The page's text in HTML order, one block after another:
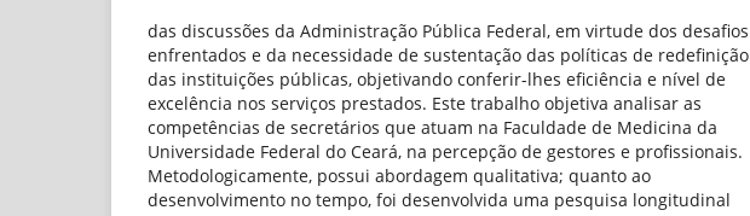
das discussões da Administração Pública Federal, em virtude dos desafios
enfrentados e da necessidade de sustentação das políticas de redefinição
das instituições públicas, objetivando conferir-lhes eficiência e nível de
excelência nos serviços prestados. Este trabalho objetiva analisar as
competências de secretários que atuam na Faculdade de Medicina da
Universidade Federal do Ceará, na percepção de gestores e profissionais.
Metodologicamente, possui abordagem qualitativa; quanto ao
desenvolvimento no tempo, foi desenvolvida uma pesquisa longitudinal